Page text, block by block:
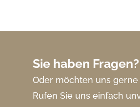
Sie haben Fragen?
Oder möchten uns
Rufen Sie uns einfach